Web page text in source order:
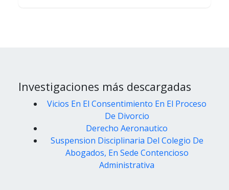
Investigaciones más descargadas
Vicios En El Consentimiento En El Proceso
De Divorcio
Derecho Aeronautico
Suspension Disciplinaria Del Colegio De
Abogados, En Sede Contencioso
Administrativa